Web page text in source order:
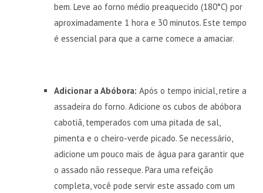
bem. Leve ao forno médio preaquecido (180°C) por
aproximadamente 1 hora e 30 minutos. Este tempo
é essencial para que a carne comece a amaciar.
Adicionar a Abóbora: Após o tempo inicial, retire a
assadeira do forno. Adicione os cubos de abóbora
cabotiã, temperados com uma pitada de sal,
pimenta e o cheiro-verde picado. Se necessário,
adicione um pouco mais de água para garantir que
o assado não resseque. Para uma refeição
completa, você pode servir este assado com um